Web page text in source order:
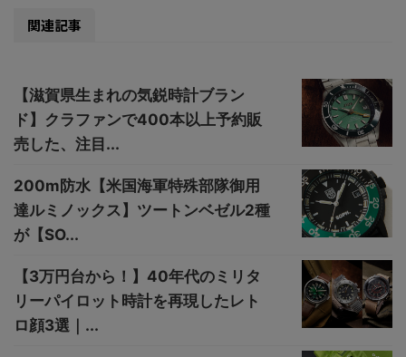
関連記事
【滋賀県生まれの気鋭時計ブラン
ド】クラファンで400本以上予約販
売した、注目...
200m防水【米国海軍特殊部隊御用
達ルミノックス】ツートンベゼル2種
が【SO...
【3万円台から！】40年代のミリタ
リーパイロット時計を再現したレト
ロ顔3選｜...